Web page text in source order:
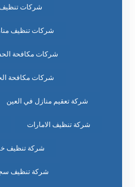
شركات تنظيف
شركات تنظيف
شركات مكافحة
شركات مكافحة
شركة تعقيم منازل في العين
شركة تنظيف الامارات
شركة تنظيف
شركة تنظيف